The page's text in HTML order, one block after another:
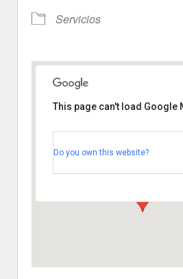
Servicios
Piscina climatizada de
C/ Los Escobares - La
This page can't load Google
Do you own this website?